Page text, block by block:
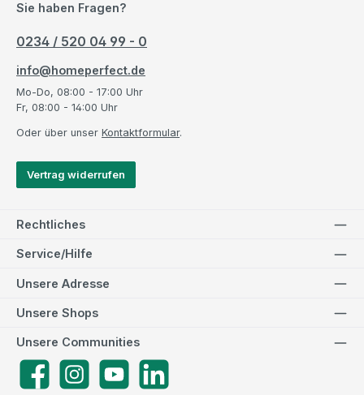
Sie haben Fragen?
0234 / 520 04 99 - 0
info@homeperfect.de
Mo-Do, 08:00 - 17:00 Uhr
Fr, 08:00 - 14:00 Uhr
Oder über unser Kontaktformular.
Vertrag widerrufen
Rechtliches
Service/Hilfe
Unsere Adresse
Unsere Communities
FacebookInstagramYouTube
Unsere Shops